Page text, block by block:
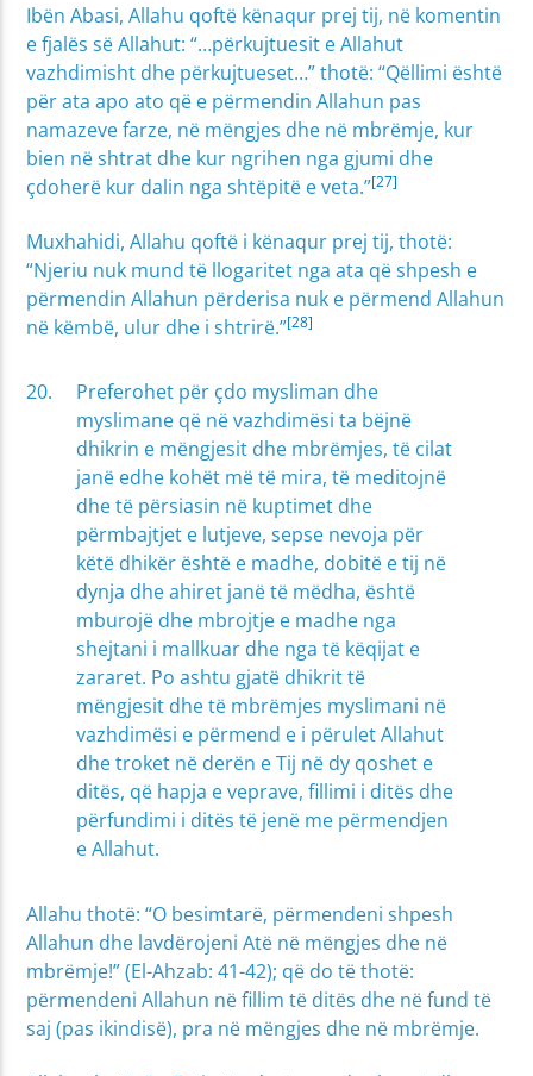
Ibën Abasi, Allahu qoftë kënaqur prej tij, në komentin
e fjalës së Allahut: “…përkujtuesit e Allahut
vazhdimisht dhe përkujtueset…” thotë: “Qëllimi është
për ata apo ato që e përmendin Allahun pas
namazeve farze, në mëngjes dhe në mbrëmje, kur
bien në shtrat dhe kur ngrihen nga gjumi dhe
çdoherë kur dalin nga shtëpitë e veta.”[27]
Muxhahidi, Allahu qoftë i kënaqur prej tij, thotë:
“Njeriu nuk mund të llogaritet nga ata që shpesh e
përmendin Allahun përderisa nuk e përmend Allahun
në këmbë, ulur dhe i shtrirë.”[28]
Preferohet për çdo mysliman dhe
myslimane që në vazhdimësi ta bëjnë
dhikrin e mëngjesit dhe mbrëmjes, të cilat
janë edhe kohët më të mira, të meditojnë
dhe të përsiasin në kuptimet dhe
përmbajtjet e lutjeve, sepse nevoja për
këtë dhikër është e madhe, dobitë e tij në
dynja dhe ahiret janë të mëdha, është
mburojë dhe mbrojtje e madhe nga
shejtani i mallkuar dhe nga të këqijat e
zararet. Po ashtu gjatë dhikrit të
mëngjesit dhe të mbrëmjes myslimani në
vazhdimësi e përmend e i përulet Allahut
dhe troket në derën e Tij në dy qoshet e
ditës, që hapja e veprave, fillimi i ditës dhe
përfundimi i ditës të jenë me përmendjen
e Allahut.
Allahu thotë: “O besimtarë, përmendeni shpesh
Allahun dhe lavdërojeni Atë në mëngjes dhe në
mbrëmje!” (El-Ahzab: 41-42); që do të thotë:
përmendeni Allahun në fillim të ditës dhe në fund të
saj (pas ikindisë), pra në mëngjes dhe në mbrëmje.